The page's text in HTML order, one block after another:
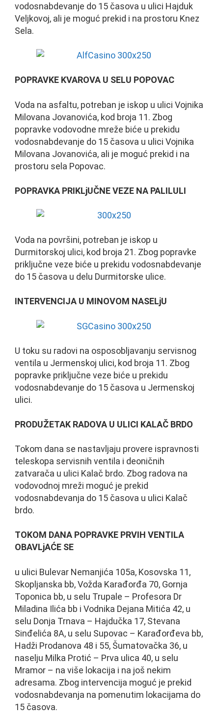
vodosnabdevanje do 15 časova u ulici Hajduk
Veljkovoj, ali je moguć prekid i na prostoru Knez
Sela.
POPRAVKE KVAROVA U SELU POPOVAC
Voda na asfaltu, potreban je iskop u ulici Vojnika
Milovana Jovanovića, kod broja 11. Zbog
popravke vodovodne mreže biće u prekidu
vodosnabdevanje do 15 časova u ulici Vojnika
Milovana Jovanovića, ali je moguć prekid i na
prostoru sela Popovac.
POPRAVKA PRIKLjUČNE VEZE NA PALILULI
Voda na površini, potreban je iskop u
Durmitorskoj ulici, kod broja 21. Zbog popravke
priključne veze biće u prekidu vodosnabdevanje
do 15 časova u delu Durmitorske ulice.
INTERVENCIJA U MINOVOM NASELjU
U toku su radovi na osposobljavanju servisnog
ventila u Jermenskoj ulici, kod broja 11. Zbog
popravke priključne veze biće u prekidu
vodosnabdevanje do 15 časova u Jermenskoj
ulici.
PRODUŽETAK RADOVA U ULICI KALAČ BRDO
Tokom dana se nastavljaju provere ispravnosti
teleskopa servisnih ventila i deoničnih
zatvarača u ulici Kalač brdo. Zbog radova na
vodovodnoj mreži moguć je prekid
vodosnabdevanja do 15 časova u ulici Kalač
brdo.
TOKOM DANA POPRAVKE PRVIH VENTILA
OBAVLjAĆE SE
u ulici Bulevar Nemanjića 105a, Kosovska 11,
Skopljanska bb, Vožda Karađorđa 70, Gornja
Toponica bb, u selu Trupale – Profesora Dr
Miladina Ilića bb i Vodnika Dejana Mitića 42, u
selu Donja Trnava – Hajdučka 17, Stevana
Sinđelića 8A, u selu Supovac – Karađorđeva bb,
Hadži Prodanova 48 i 55, Šumatovačka 36, u
naselju Milka Protić – Prva ulica 40, u selu
Mramor – na više lokacija i na još nekim
adresama. Zbog intervencija moguć je prekid
vodosnabdevanja na pomenutim lokacijama do
15 časova.